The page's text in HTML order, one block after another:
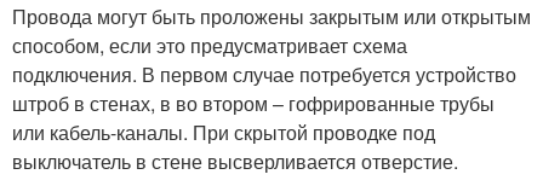
Провода могут быть проложены закрытым или открытым
способом, если это предусматривает схема
подключения. В первом случае потребуется устройство
штроб в стенах, в во втором – гофрированные трубы
или кабель-каналы. При скрытой проводке под
выключатель в стене высверливается отверстие.